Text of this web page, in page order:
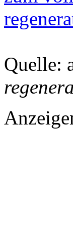
Quelle: